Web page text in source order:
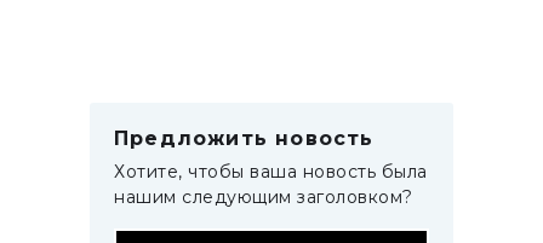
Предложить новость
Хотите, чтобы ваша новость была
нашим следующим заголовком?